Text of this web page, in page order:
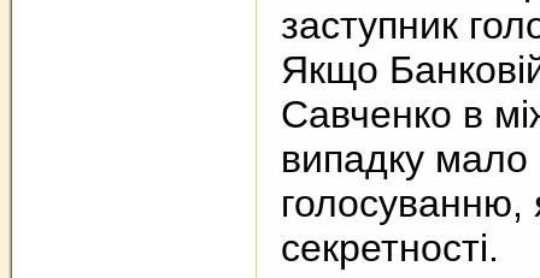
заступник
Якщо
Савченко в
випадку
голосуванню,
секретності.